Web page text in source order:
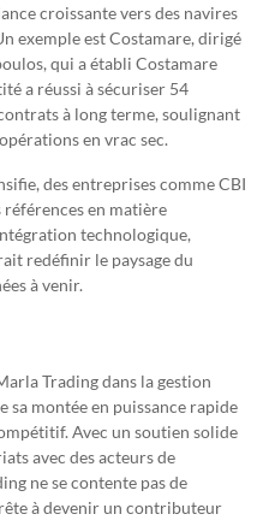
croissante vers des navires
exemple est Costamare, dirigé
qui a établi Costamare
a réussi à sécuriser 54
à long terme, soulignant
en vrac sec.
des entreprises comme CBI
en matière
technologique,
redéfinir le paysage du
à venir.
Trading dans la gestion
sa montée en puissance rapide
Avec un soutien solide
avec des acteurs de
ne se contente pas de
à devenir un contributeur